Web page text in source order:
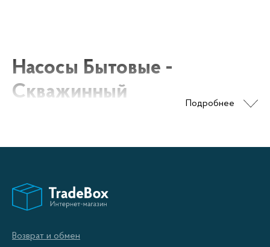
Подробнее
Насосы Бытовые -
Скважинный
используются для подачи воды из глубоких
конструкцию, позволяющую опускать их на
значительную глубину и поддерживать
Возврат и обмен